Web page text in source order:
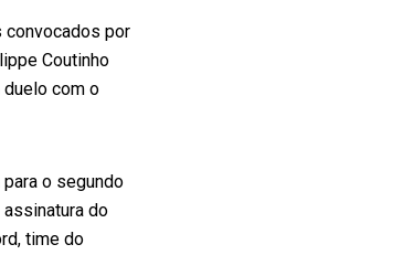
convocados por
Coutinho
duelo com o
o segundo
do
time do